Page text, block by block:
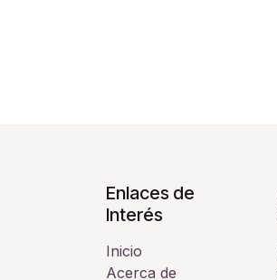
Enlaces de
Interés
Inicio
Acerca de